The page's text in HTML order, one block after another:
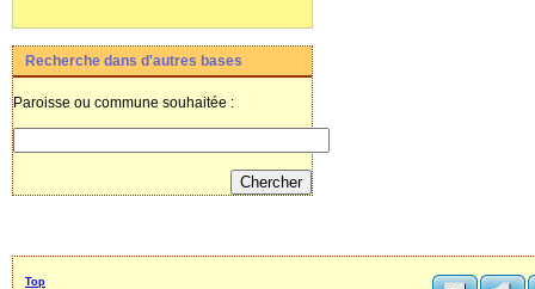
Recherche dans d'autres bases
Paroisse ou commune souhaitée :
Top